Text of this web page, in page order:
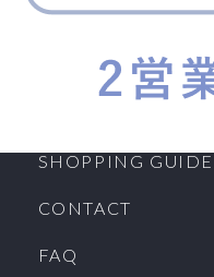
すること
を改ざんしたり、
害する行為をする
をすること
SHOPPING GUIDE
CONTACT
FAQ